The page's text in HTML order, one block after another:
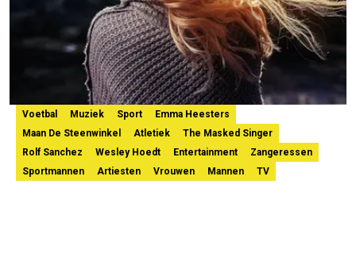
Voetbal Muziek Sport
Emma Heesters
Maan De Steenwinkel
Atletiek
The Masked Singer
Rolf Sanchez
Wesley Hoedt Entertainment
Zangeressen
Sportmannen
Artiesten Vrouwen Mannen TV